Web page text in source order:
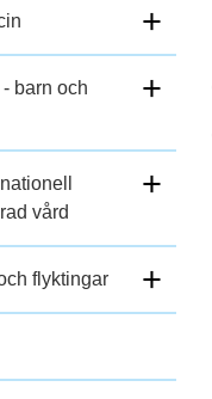
+
barn och
+
vård
+
flyktingar +